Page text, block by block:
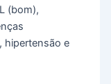
(bom),
hipertensão e